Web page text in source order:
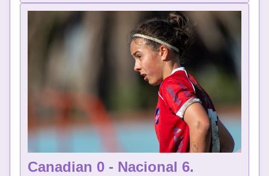
Canadian 0 - Nacional 6.